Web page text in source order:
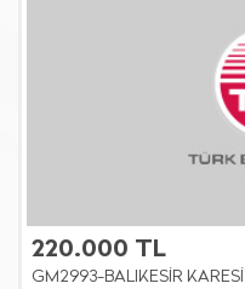
220.000 TL
GM2993-BALIKESİR